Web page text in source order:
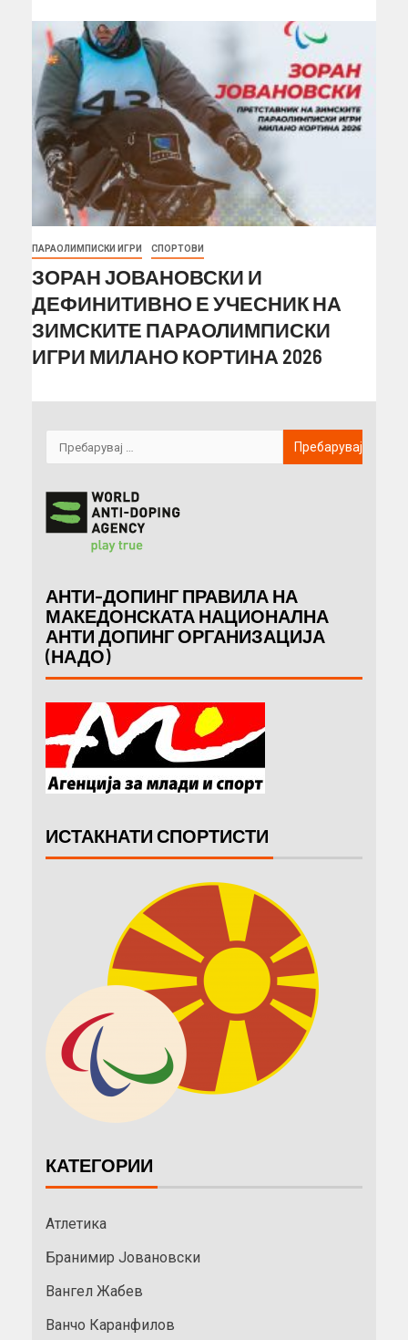
ПАРАОЛИМПИСКИ ИГРИ СПОРТОВИ
ЗОРАН ЈОВАНОВСКИ И
ДЕФИНИТИВНО Е УЧЕСНИК НА
ЗИМСКИТЕ ПАРАОЛИМПИСКИ
ИГРИ МИЛАНО КОРТИНА 2026
АНТИ-ДОПИНГ ПРАВИЛА НА
МАКЕДОНСКАТА НАЦИОНАЛНА
АНТИ ДОПИНГ ОРГАНИЗАЦИЈА
(НАДО)
ИСТАКНАТИ СПОРТИСТИ
КАТЕГОРИИ
Атлетика
Бранимир Јовановски
Вангел Жабев
Ванчо Каранфилов